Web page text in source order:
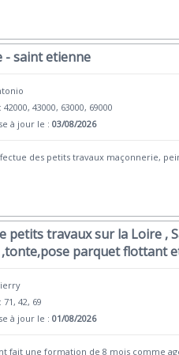
- saint etienne
: 42000, 43000, 63000, 69000
à jour le :03/08/2026
des petits travaux maçonnerie,
petits travaux sur la Loire ,
parquet flottant
: 71, 42, 69
à jour le :01/08/2026
fait une formation de 8 mois comme